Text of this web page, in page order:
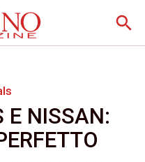
search
E NISSAN: